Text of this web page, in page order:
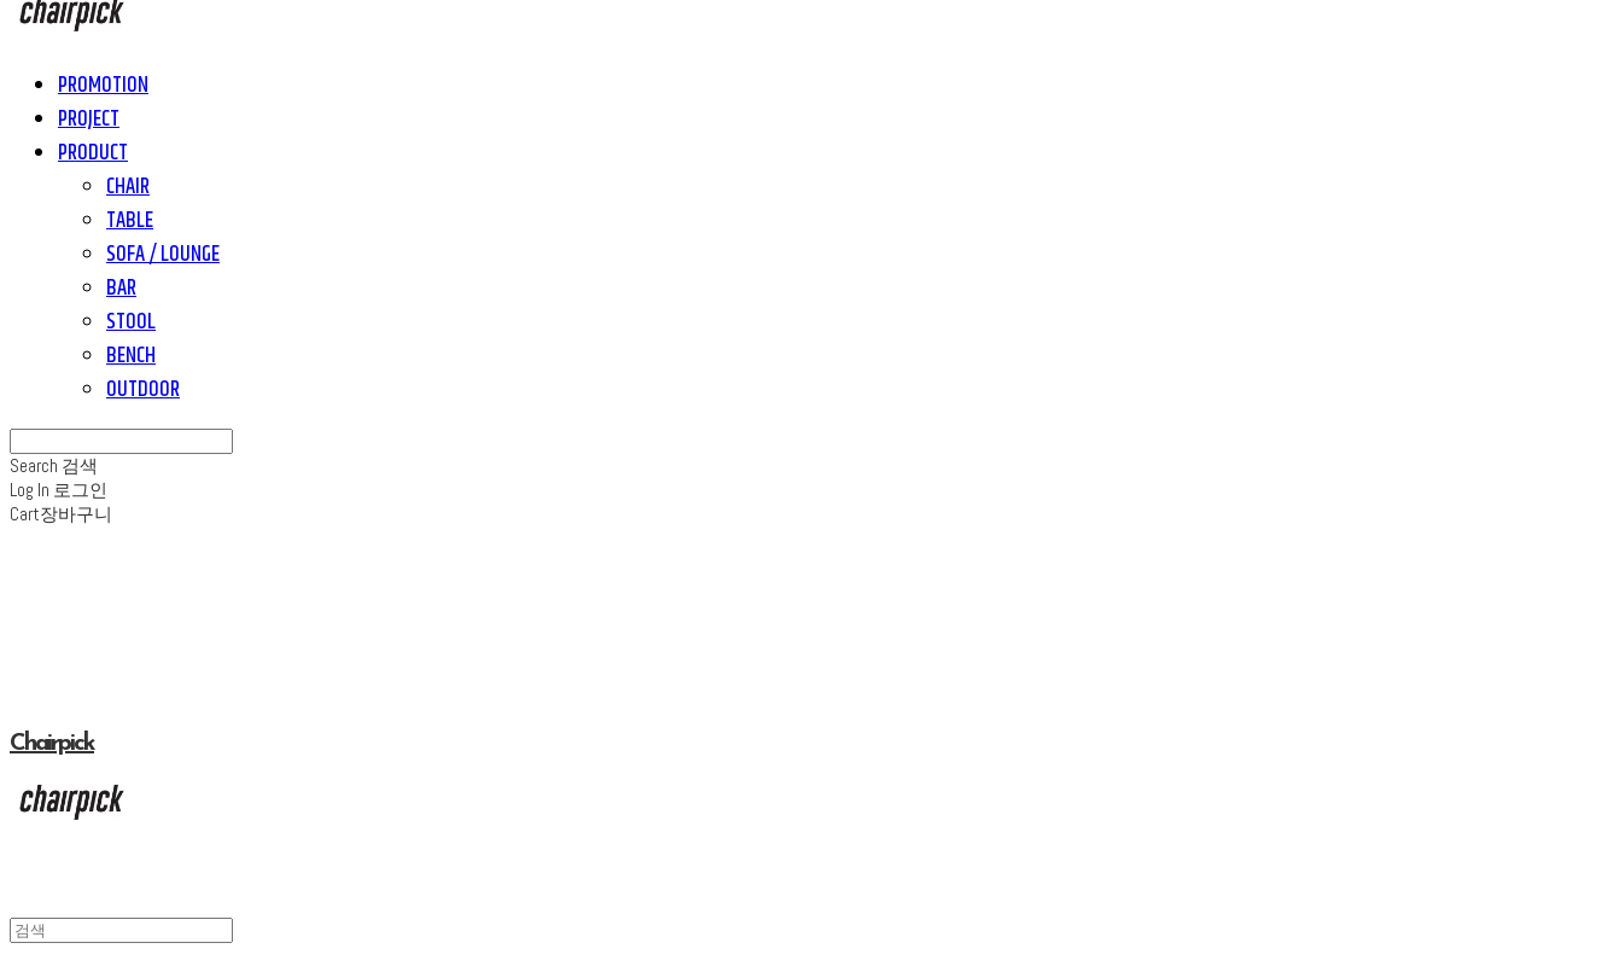
PROMOTION
PROJECT
PRODUCT
CHAIR
TABLE
SOFA / LOUNGE
BAR
STOOL
BENCH
OUTDOOR
Search 검색
Log In 로그인
Cart장바구니
Chairpick